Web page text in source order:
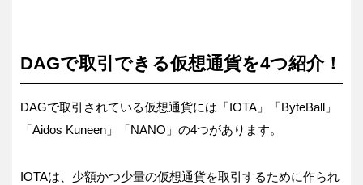
DAGで取引できる仮想通貨を4つ紹介！
DAGで取引されている仮想通貨には「IOTA」「ByteBall」
「Aidos Kuneen」「NANO」の4つがあります。
IOTAは、少額かつ少量の仮想通貨を取引するために作られ